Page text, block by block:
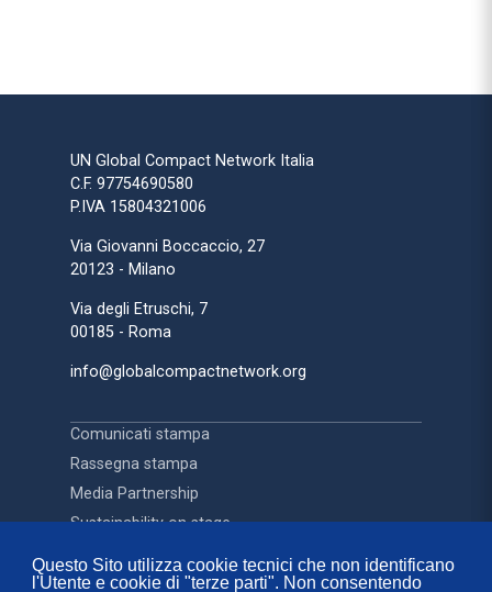
Questo Sito utilizza cookie tecnici che non identificano
l'Utente e cookie di "terze parti". Non consentendo
UN Global Compact Network Italia
C.F. 97754690580
P.IVA 15804321006
Via Giovanni Boccaccio, 27
20123 - Milano
Via degli Etruschi, 7
00185 - Roma
info@globalcompactnetwork.org
Comunicati stampa
Rassegna stampa
Media Partnership
Sustainability on stage
Contatti